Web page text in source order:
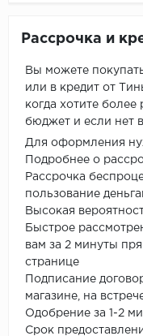
Рассрочка и
Вы можете
или в кредит от
когда хотите
бюджет и если нет
Для оформления
Подробнее о
Рассрочка
пользование
Высокая
Быстрое
вам за 2 минуты
странице
Подписание
магазине, на
Одобрение за 1-2
Срок